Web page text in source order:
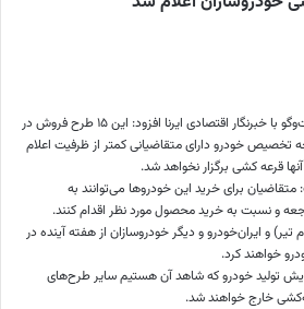
“امید قالیباف” روز پنجشنبه در گفت‌وگو با خبرنگار اقتصادی ایرنا افزود: این ۱۵ طرح فروش در
تخصیص خودرو دارای متقاضیانی کمتر از ظرفیت اعلام
قرعه کشی برگزار نخواهد شد.
برای خرید این خودروها می‌توانند به
و نسبت به خرید محصول مورد نظر اقدام کنند.
و ایران‌خودرو و دیگر خودروسازان از هفته آینده در
خواهند کرد.
تولید خودرو که شاهد آن هستیم سایر طرح‌های
خارج خواهند شد.